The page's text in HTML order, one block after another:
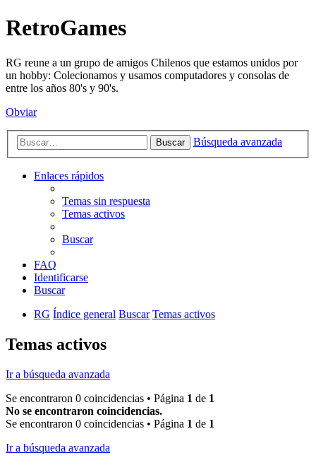
RetroGames
RG reune a un grupo de amigos Chilenos que estamos unidos por
un hobby: Colecionamos y usamos computadores y consolas de
entre los años 80's y 90's.
Obviar
Buscar Búsqueda avanzada
Enlaces rápidos
Temas sin respuesta
Temas activos
Buscar
FAQ
Identificarse
Buscar
RG Índice general Buscar Temas activos
Temas activos
Ir a búsqueda avanzada
Se encontraron 0 coincidencias • Página 1 de 1
No se encontraron coincidencias.
Se encontraron 0 coincidencias • Página 1 de 1
Ir a búsqueda avanzada